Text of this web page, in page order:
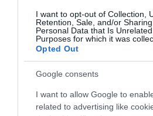
I want to opt-out of Collection,
Retention, Sale, and/or
Personal Data that Is
Purposes for which it was
Opted Out
Google consents
I want to allow Google to
related to advertising like
09.08.2026 | 15:02
Η Τουρκία συζητά την
της Αιγύπτου στην
συμφωνία με Σ.Αραβία-